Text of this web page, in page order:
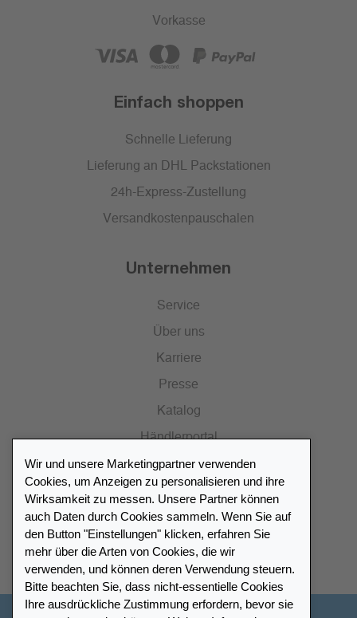
Vorkasse
Einfach shoppen
Schnelle Lieferung
Lieferung an DHL Packstationen
24h-Express-Zustellung
Versandkostenpauschalen
Unternehmen
Service
Über uns
Karriere
Presse
Katalog
Händlerportal
Händlerverzeichnis
Meinen Leuchtturm Händler finden
Wir und unsere Marketingpartner verwenden
Cookies, um Anzeigen zu personalisieren und ihre
Wirksamkeit zu messen. Unsere Partner können
auch Daten durch Cookies sammeln. Wenn Sie auf
den Button "Einstellungen" klicken, erfahren Sie
mehr über die Arten von Cookies, die wir
verwenden, und können deren Verwendung steuern.
Bitte beachten Sie, dass nicht-essentielle Cookies
Ihre ausdrückliche Zustimmung erfordern, bevor sie